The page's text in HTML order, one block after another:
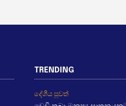
TRENDING
දේශීය පුවත්